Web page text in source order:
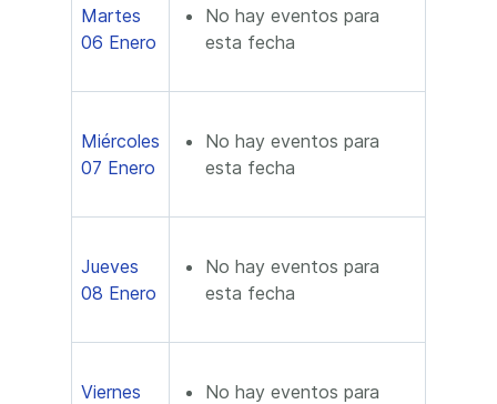
Martes
06 Enero
No hay eventos para
esta fecha
Miércoles
07 Enero
No hay eventos para
esta fecha
Jueves
08 Enero
No hay eventos para
esta fecha
Viernes
No hay eventos para